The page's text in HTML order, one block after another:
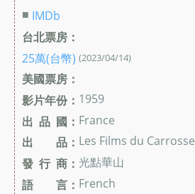
■ IMDb
台北票房：
25萬(台幣) (2023/04/14)
美國票房：
影片年份： 1959
出 品 國： France
出 品： Les Films du Carrosse
發 行 商： 光點華山
語 言： French